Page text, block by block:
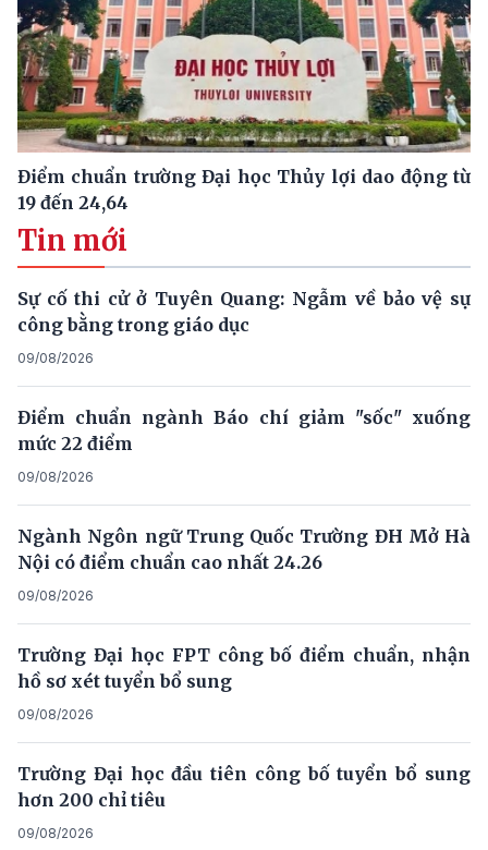
Điểm chuẩn trường Đại học Thủy lợi dao động từ
19 đến 24,64
Tin mới
Sự cố thi cử ở Tuyên Quang: Ngẫm về bảo vệ sự
công bằng trong giáo dục
09/08/2026
Điểm chuẩn ngành Báo chí giảm "sốc" xuống
mức 22 điểm
09/08/2026
Ngành Ngôn ngữ Trung Quốc Trường ĐH Mở Hà
Nội có điểm chuẩn cao nhất 24.26
09/08/2026
Trường Đại học FPT công bố điểm chuẩn, nhận
hồ sơ xét tuyển bổ sung
09/08/2026
Trường Đại học đầu tiên công bố tuyển bổ sung
hơn 200 chỉ tiêu
09/08/2026